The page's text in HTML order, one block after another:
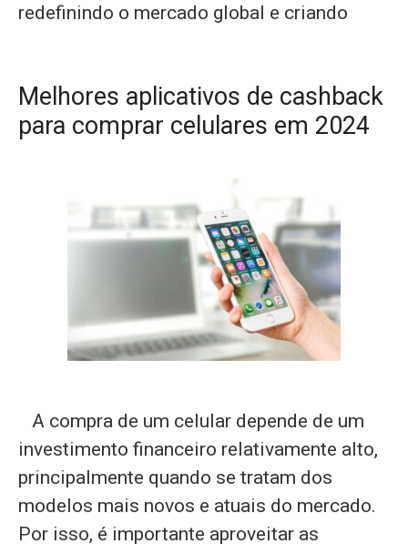
redefinindo o mercado global e criando
Melhores aplicativos de cashback
para comprar celulares em 2024
A compra de um celular depende de um
investimento financeiro relativamente alto,
principalmente quando se tratam dos
modelos mais novos e atuais do mercado.
Por isso, é importante aproveitar as